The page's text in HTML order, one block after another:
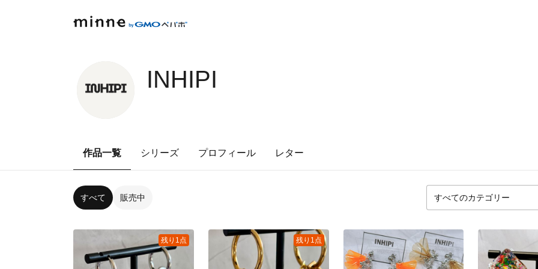
INHIPI
作品一覧 シリーズ プロフィール レター
すべて 販売中
残り1点 残り1点